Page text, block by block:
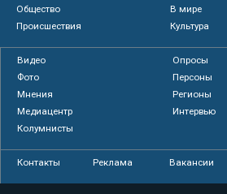
Общество
В мире
Происшествия
Культура
Видео
Опросы
Фото
Персоны
Мнения
Регионы
Медиацентр
Интервью
Колумнисты
Контакты Реклама Вакансии